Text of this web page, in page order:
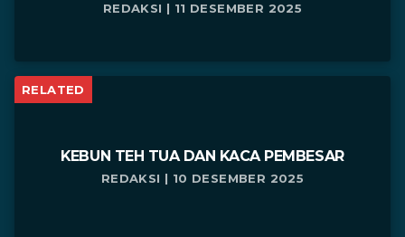
REDAKSI | 11 DESEMBER 2025
RELATED
KEBUN TEH TUA DAN KACA PEMBESAR
REDAKSI | 10 DESEMBER 2025